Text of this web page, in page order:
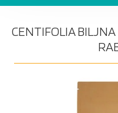
CENTIFOLIA BILJNA